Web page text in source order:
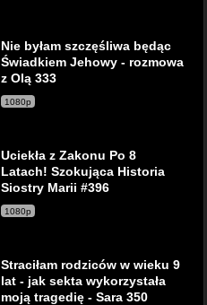
Nie byłam szczęśliwa będąc
Świadkiem Jehowy - rozmowa
z Olą 333
1080p
Uciekła z Zakonu Po 8
Latach! Szokująca Historia
Siostry Marii #396
1080p
Straciłam rodziców w wieku 9
lat - jak sekta wykorzystała
moją tragedię - Sara 350